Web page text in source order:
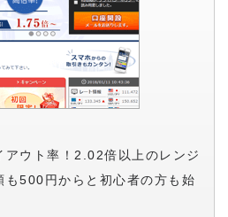
アウト率！2.02倍以上のレンジ
も500円からと初心者の方も始